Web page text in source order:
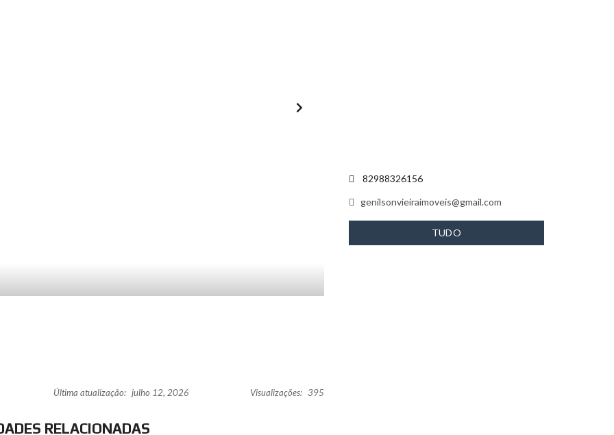
Última atualização: julho 12, 2026 Visualizações: 395
RELACIONADAS
82988326156
genilsonvieiraimoveis@gmail.com
TUDO